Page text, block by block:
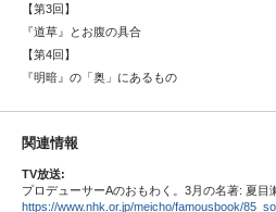
【第3回】
『道草』とお腹の具合
【第4回】
『明暗』の「奥」にあるもの
関連情報
TV放送:
プロデューサーAのおもわく。3月の名著: 夏目
https://www.nhk.or.jp/meicho/famousbook/